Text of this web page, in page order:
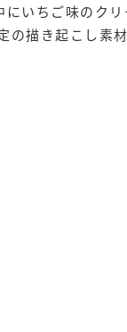
いちご味のク
の描き起こし素